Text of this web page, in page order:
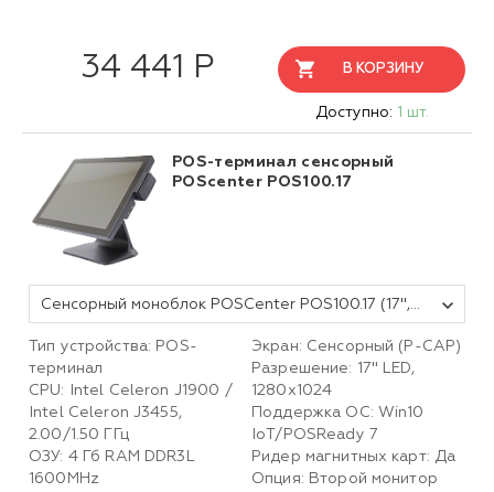
34 441 Р В КОРЗИНУ
Доступно: 1 шт.
POS-терминал сенсорный
POScenter POS100.17
Сенсорный моноблок POSCenter POS100.17 (17", PCAP, J3455, RAM 4Gb, SSD 128 Gb, MSR) без ноги, без ОС
Тип устройства: POS-
терминал
CPU: Intel Celeron J1900 /
Intel Celeron J3455,
2.00/1.50 ГГц
ОЗУ: 4 Гб RAM DDR3L
1600MHz
Экран: Сенсорный (P-CAP)
Разрешение: 1 7" LED,
1280x1024
Поддержка ОС: Win10
IoT/POSReady 7
Ридер магнитных карт: Да
Опция: Второй монитор